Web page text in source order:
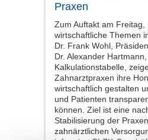
Praxen
Zum Auftakt am Freitag,
wirtschaftliche Themen
Dr. Frank Wohl,
Dr. Alexander
Kalkulationstabelle,
Zahnarztpraxen ihre
wirtschaftlich gestalten
und Patienten
können. Ziel ist eine
Stabilisierung der
zahnärztlichen